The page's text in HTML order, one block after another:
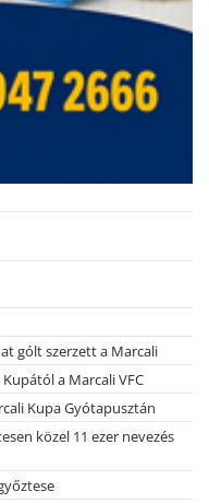
gólt szerzett a Marcali
a Marcali VFC
Kupa Gyótapusztán
közel 11 ezer nevezés